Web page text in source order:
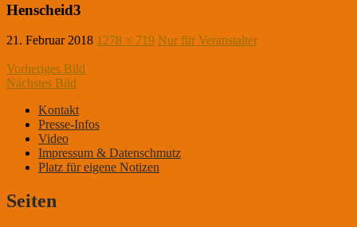
Henscheid3
21. Februar 2018 1278 × 719 Nur für Veranstalter
Vorheriges Bild
Nächstes Bild
DER KLEINE MANN MIT DEM WITZ
Kontakt
Presse-Infos
Video
Impressum & Datenschmutz
Platz für eigene Notizen
Seiten